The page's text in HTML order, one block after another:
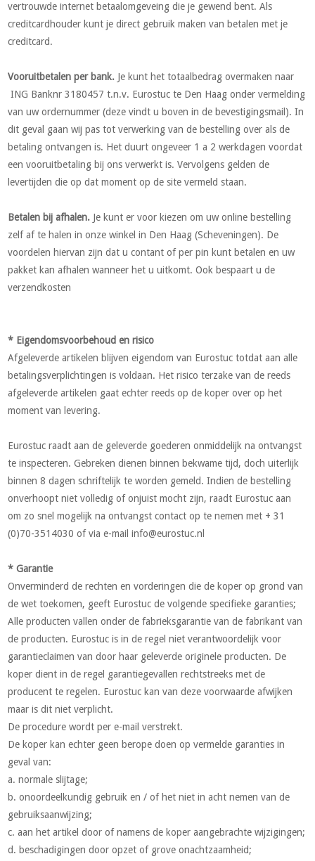
vertrouwde internet betaalomgeveing die je gewend bent. Als
creditcardhouder kunt je direct gebruik maken van betalen met je
creditcard.
Vooruitbetalen per bank. Je kunt het totaalbedrag overmaken naar
ING Banknr 3180457 t.n.v. Eurostuc te Den Haag onder vermelding
van uw ordernummer (deze vindt u boven in de bevestigingsmail). In
dit geval gaan wij pas tot verwerking van de bestelling over als de
betaling ontvangen is. Het duurt ongeveer 1 a 2 werkdagen voordat
een vooruitbetaling bij ons verwerkt is. Vervolgens gelden de
levertijden die op dat moment op de site vermeld staan.
Betalen bij afhalen. Je kunt er voor kiezen om uw online bestelling
zelf af te halen in onze winkel in Den Haag (Scheveningen). De
voordelen hiervan zijn dat u contant of per pin kunt betalen en uw
pakket kan afhalen wanneer het u uitkomt. Ook bespaart u de
verzendkosten
* Eigendomsvoorbehoud en risico
Afgeleverde artikelen blijven eigendom van Eurostuc totdat aan alle
betalingsverplichtingen is voldaan. Het risico terzake van de reeds
afgeleverde artikelen gaat echter reeds op de koper over op het
moment van levering.
Eurostuc raadt aan de geleverde goederen onmiddelijk na ontvangst
te inspecteren. Gebreken dienen binnen bekwame tijd, doch uiterlijk
binnen 8 dagen schriftelijk te worden gemeld. Indien de bestelling
onverhoopt niet volledig of onjuist mocht zijn, raadt Eurostuc aan
om zo snel mogelijk na ontvangst contact op te nemen met + 31
(0)70-3514030 of via e-mailinfo@eurostuc.nl
* Garantie
Onverminderd de rechten en vorderingen die de koper op grond van
de wet toekomen, geeft Eurostuc de volgende specifieke garanties;
Alle producten vallen onder de fabrieksgarantie van de fabrikant van
de producten. Eurostuc is in de regel niet verantwoordelijk voor
garantieclaimen van door haar geleverde originele producten. De
koper dient in de regel garantiegevallen rechtstreeks met de
producent te regelen. Eurostuc kan van deze voorwaarde afwijken
maar is dit niet verplicht.
De procedure wordt per e-mail verstrekt.
De koper kan echter geen berope doen op vermelde garanties in
geval van:
a. normale slijtage;
b. onoordeelkundig gebruik en / of het niet in acht nemen van de
gebruiksaanwijzing;
c. aan het artikel door of namens de koper aangebrachte wijzigingen;
d. beschadigingen door opzet of grove onachtzaamheid;